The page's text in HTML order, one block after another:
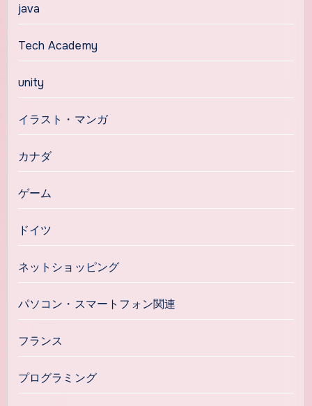
java
Tech Academy
unity
イラスト・マンガ
カナダ
ゲーム
ドイツ
ネットショッピング
パソコン・スマートフォン関連
フランス
プログラミング